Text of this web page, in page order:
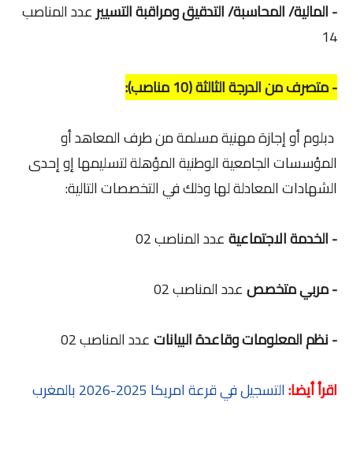
- المالية/ المحاسبة/ التدقيق ومراقبة التسيير عدد المناصب
14
- متصرف من الدرجة الثالثة (10 مناصب):
دبلوم أو إجازة مهنية مسلمة من طرف المعاهد أو
المؤسسات الجامعية الوطنية المؤهلة لتسليمها إو إحدى
الشهادات المعادلة لها وذلك في التخصصات التالية:
- الخدمة الاجتماعيةعدد المناصب 02
- مربي متخصصعدد المناصب 02
- نظم المعلومات وقاعدة البياناتعدد المناصب 02
اقرأ أيضا:التسجيل في قرعة امريكا 2025-2026 بالمغرب